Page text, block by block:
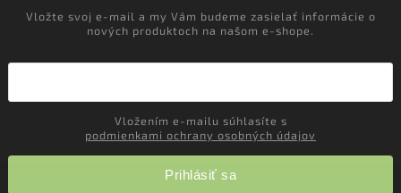
Vložte svoj e-mail a my Vám budeme zasielať informácie o
nových produktoch na našom e-shope.
podmienkami ochrany osobných údajov
Prihlásiť sa